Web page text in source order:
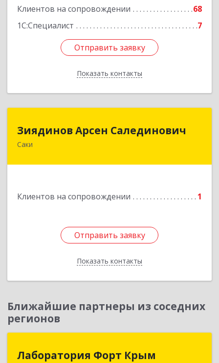
Клиентов на сопровождении
68
1С:Специалист
7
Отправить заявку
Показать контакты
Подробнее
Отправить заявку
Назад
Зиядинов Арсен Салединович
Саки
Клиентов на сопровождении 1
Отправить заявку
Показать контакты
Отправить заявку
Назад
Ближайшие партнеры из соседних
регионов
Лаборатория Форт Крым